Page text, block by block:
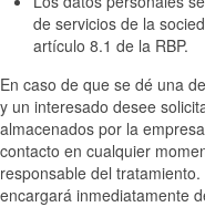
de servicios de la
artículo 8.1 de la RBP.
En caso de que se dé una
y un interesado desee
almacenados por la
contacto en cualquier
responsable del
encargará inmediatamente